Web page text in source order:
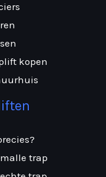
kopen
trap